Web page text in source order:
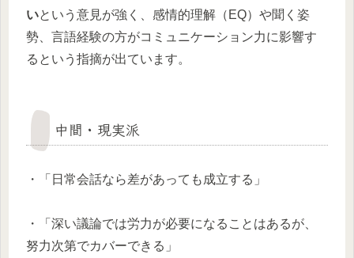
いという意見が強く、感情的理解（EQ）や聞く姿
勢、言語経験の方がコミュニケーション力に影響す
るという指摘が出ています。
中間・現実派
・「日常会話なら差があっても成立する」
・「深い議論では労力が必要になることはあるが、
努力次第でカバーできる」